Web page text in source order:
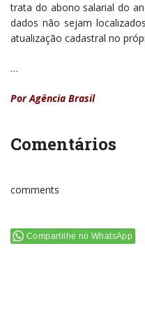
trata do abono salarial do
dados não sejam
atualização cadastral no
…
Por Agência Brasil
Comentários
comments
Compartilhe no WhatsApp